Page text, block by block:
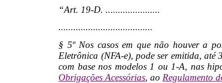
“Art. 19-D. ......................
......................................
§ 5º Nos casos em que não houver a
Eletrônica (NFA-e), pode ser emitida, até
com base nos modelos 1 ou 1-A, nas
Obrigações Acessórias, ao Regulamento